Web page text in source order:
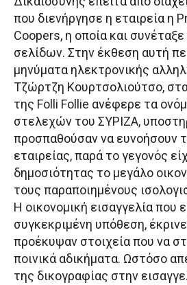
που διενήργησε η εταιρεία η
Coopers, η οποία και
σελίδων. Στην έκθεση αυτή
μηνύματα ηλεκτρονικής
Τζώρτζη Κουρτσολιούτσο,
της Folli Follie ανέφερε τα
στελεχών του ΣΥΡΙΖΑ,
προσπαθούσαν να ευνοήσουν
εταιρείας, παρά το γεγονός
δημοσιότητας το μεγάλο
τους παραποιημένους
Η οικονομική εισαγγελία που
συγκεκριμένη υπόθεση,
προέκυψαν στοιχεία που να
ποινικά αδικήματα. Ωστόσο
της δικογραφίας στην